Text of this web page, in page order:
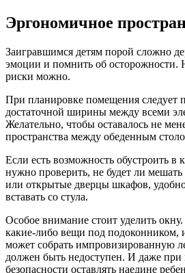
Эргономичное
Заигравшимся детям порой сложно
эмоции и помнить об осторожности.
риски можно.
При планировке помещения следует
достаточной ширины между всеми
Желательно, чтобы оставалось не
пространства между обеденным
Если есть возможность обустроить в
нужно проверить, не будет ли
или открытые дверцы шкафов,
вставать со стула.
Особое внимание стоит уделить окну.
какие-либо вещи под подоконником,
может собрать импровизированную
должен быть недоступен. И даже при
безопасности оставлять наедине